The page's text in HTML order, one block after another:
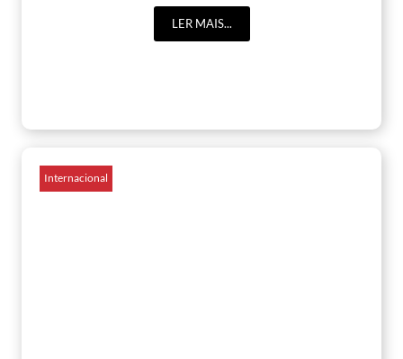
LER MAIS...
Internacional